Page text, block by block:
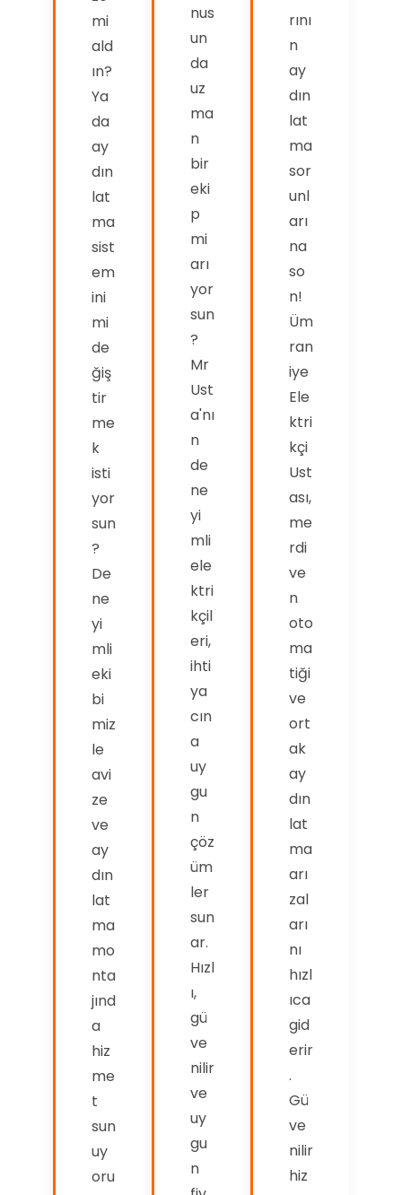
mi
ald
ın?
Ya
da
ay
dın
lat
ma
sist
em
ini
mi
de
ğiş
tir
me
k
isti
yor
sun
?
De
ne
yi
mli
eki
bi
miz
le
avi
ze
ve
ay
dın
lat
ma
mo
nta
jınd
a
hiz
me
t
sun
uy
oru
nus
un
da
uz
ma
n
bir
eki
p
mi
arı
yor
sun
?
Mr
Ust
a'nı
n
de
ne
yi
mli
ele
ktri
kçil
eri,
ihti
ya
cın
a
uy
gu
n
çöz
üm
ler
sun
ar.
Hızl
ı,
gü
ve
nilir
ve
uy
gu
n
rını
n
ay
dın
lat
ma
sor
unl
arı
na
so
n!
Üm
ran
iye
Ele
ktri
kçi
Ust
ası,
me
rdi
ve
n
oto
ma
tiği
ve
ort
ak
ay
dın
lat
ma
arı
zal
arı
nı
hızl
ıca
gid
erir
.
Gü
ve
nilir
hiz